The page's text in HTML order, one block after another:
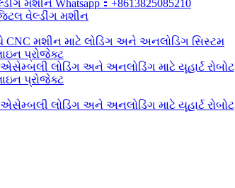
મશીન Whatsapp：+8613825085210
વેલ્ડીંગ મશીન
CNC મશીન માટે લોડિંગ અને અનલોડિંગ સિસ્ટમ
પ્રોજેક્ટ
લોડિંગ અને અનલોડિંગ માટે યૂહાર્ટ રોબોટ
પ્રોજેક્ટ
લોડિંગ અને અનલોડિંગ માટે યૂહાર્ટ રોબોટ